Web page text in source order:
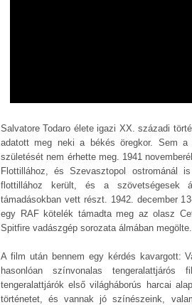
Salvatore Todaro élete igazi XX. századi
adatott meg neki a békés öregkor. Sem a
születését nem érhette meg. 1941
Flottillához, és Szevasztopol ostrománál
flottillához került, és a szövetségesek
támadásokban vett részt. 1942. december
egy RAF kötelék támadta meg az olasz
Spitfire vadászgép sorozata álmában megölte.
A film után bennem egy kérdés kavargott:
hasonlóan színvonalas tengeralattjárós
tengeralattjárók első világháborús harcai
történetet, és vannak jó színészeink,